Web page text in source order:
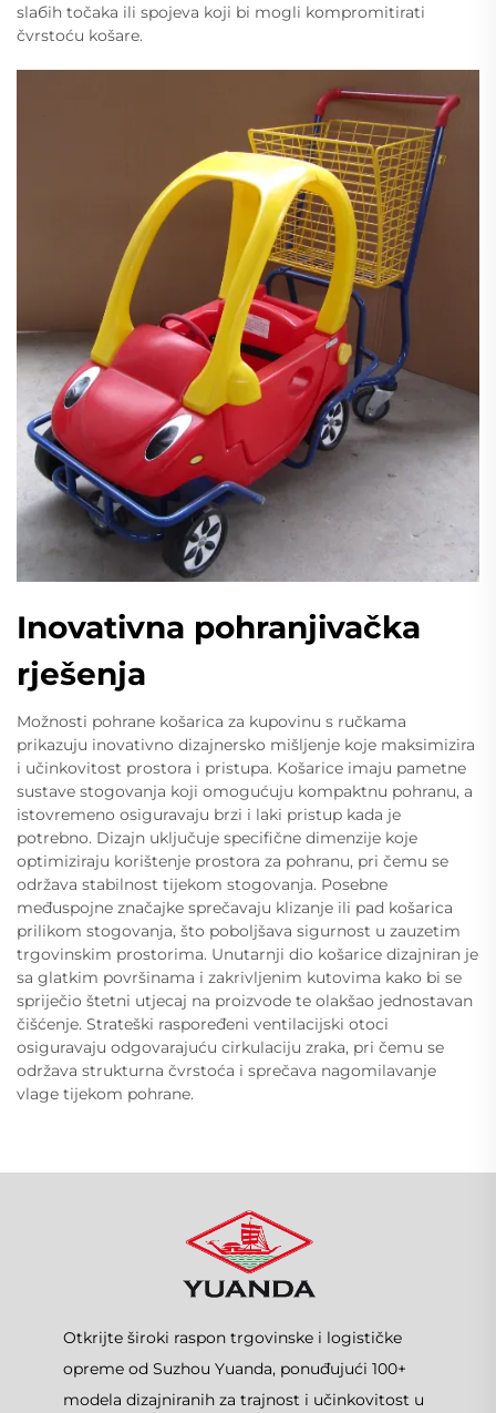
slабih točaka ili spojeva koji bi mogli kompromitirati
čvrstoću košare.
Inovativna pohranjivačka
rješenja
Možnosti pohrane košarica za kupovinu s ručkama
prikazuju inovativno dizajnersko mišljenje koje maksimizira
i učinkovitost prostora i pristupa. Košarice imaju pametne
sustave stogovanja koji omogućuju kompaktnu pohranu, a
istovremeno osiguravaju brzi i laki pristup kada je
potrebno. Dizajn uključuje specifične dimenzije koje
optimiziraju korištenje prostora za pohranu, pri čemu se
održava stabilnost tijekom stogovanja. Posebne
međuspojne značajke sprečavaju klizanje ili pad košarica
prilikom stogovanja, što poboljšava sigurnost u zauzetim
trgovinskim prostorima. Unutarnji dio košarice dizajniran je
sa glatkim površinama i zakrivljenim kutovima kako bi se
spriječio štetni utjecaj na proizvode te olakšao jednostavan
čišćenje. Strateški raspoređeni ventilacijski otoci
osiguravaju odgovarajuću cirkulaciju zraka, pri čemu se
održava strukturna čvrstoća i sprečava nagomilavanje
vlage tijekom pohrane.
Otkrijte široki raspon trgovinske i logističke
opreme od Suzhou Yuanda, ponuđujući 100+
modela dizajniranih za trajnost i učinkovitost u